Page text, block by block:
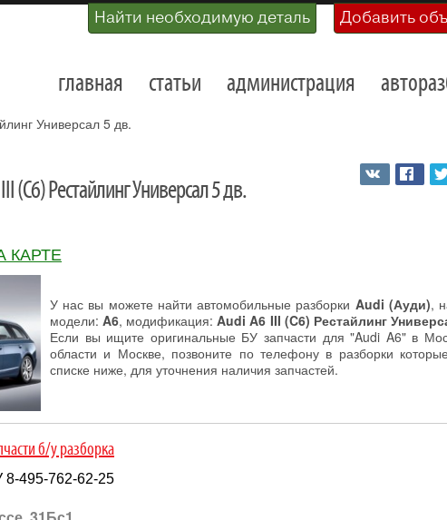
Найти необходимую деталь Добавить
главная статьи администрация
Универсал 5 дв.
(C6) Рестайлинг Универсал 5 дв.
КАРТЕ
У нас вы можете найти автомобильные разборки Audi (Ауди),
модели:A6, модификация:Audi A6 III (C6) Рестайлинг
Если вы ищите оригинальные БУ запчасти для "Audi A6" в
области и Москве, позвоните по телефону в разборки
списке ниже, для уточнения наличия запчастей.
б/у разборка
8-495-762-62-25